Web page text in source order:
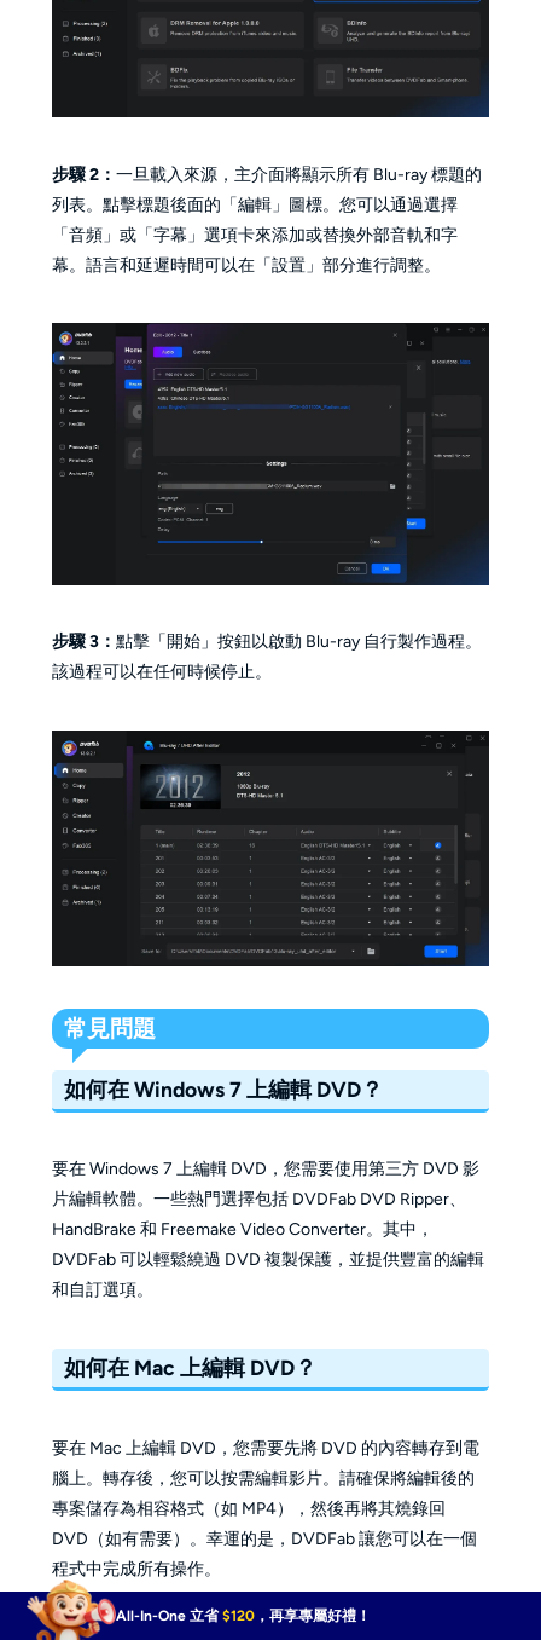
步驟 2： 一旦載入來源，主介面將顯示所有 Blu-ray 標題的
列表。點擊標題後面的「編輯」圖標。您可以通過選擇
「音頻」或「字幕」選項卡來添加或替換外部音軌和字
幕。語言和延遲時間可以在「設置」部分進行調整。
步驟 3： 點擊「開始」按鈕以啟動 Blu-ray 自行製作過程。
該過程可以在任何時候停止。
常見問題
如何在 Windows 7 上編輯 DVD？
要在 Windows 7 上編輯 DVD，您需要使用第三方 DVD 影
片編輯軟體。一些熱門選擇包括 DVDFab DVD Ripper、
HandBrake 和 Freemake Video Converter。其中，
DVDFab 可以輕鬆繞過 DVD 複製保護，並提供豐富的編輯
和自訂選項。
如何在 Mac 上編輯 DVD？
要在 Mac 上編輯 DVD，您需要先將 DVD 的內容轉存到電
腦上。轉存後，您可以按需編輯影片。請確保將編輯後的
專案儲存為相容格式（如 MP4），然後再將其燒錄回
DVD（如有需要）。幸運的是，DVDFab 讓您可以在一個
程式中完成所有操作。
All-In-One 立省$120 ，再享專屬好禮！